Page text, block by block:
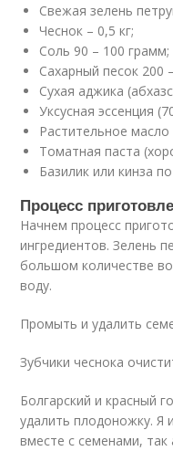
Свежая зелень
Чеснок – 0,5 кг;
Соль 90 – 100 грамм;
Сахарный песок 200
Сухая аджика
Уксусная эссенция
Растительное
Томатная паста
Базилик или кинза
Процесс
Начнем процесс
ингредиентов. Зелень
большом количестве
воду.
Промыть и удалить
Зубчики чеснока
Болгарский и красный
удалить плодоножку. Я
вместе с семенами,